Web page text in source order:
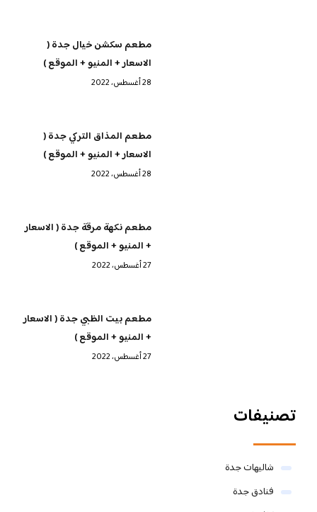
مطعم سكشن خيال جدة (
الاسعار + المنيو + الموقع )
28 أغسطس، 2022
مطعم المذاق التركي جدة (
الاسعار + المنيو + الموقع )
28 أغسطس، 2022
مطعم نكهة مرقة جدة ( الاسعار
+ المنيو + الموقع )
27 أغسطس، 2022
مطعم بيت الظبي جدة ( الاسعار
+ المنيو + الموقع )
27 أغسطس، 2022
تصنيفات
شاليهات جدة
فنادق جدة